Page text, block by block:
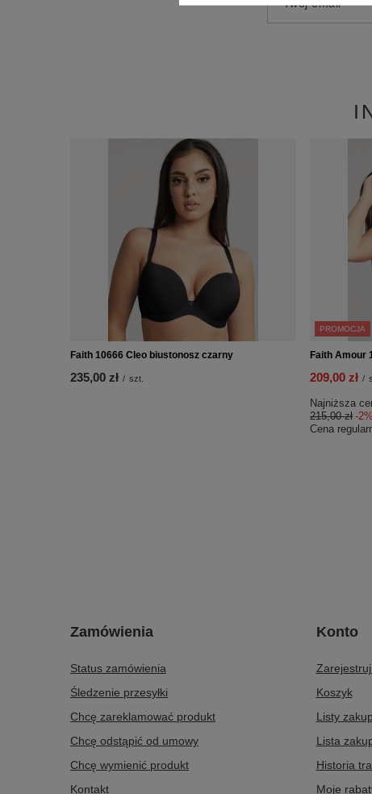
Twój email
Faith 10666 Cleo biustonosz czarny
235,00 zł / szt.
PROMOCJA
Faith Amour
209,00 zł /
Najniższa
215,00 zł -2%
Cena
Zamówienia
Status zamówienia
Śledzenie przesyłki
Chcę zareklamować produkt
Chcę odstąpić od umowy
Chcę wymienić produkt
Kontakt
Konto
Koszyk
Listy
Lista
Historia
Moje